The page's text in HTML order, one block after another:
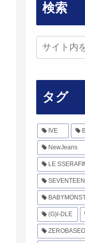
検索
タグ
IVE
NewJeans
LE
SEVENTEEN
(G)I-DLE